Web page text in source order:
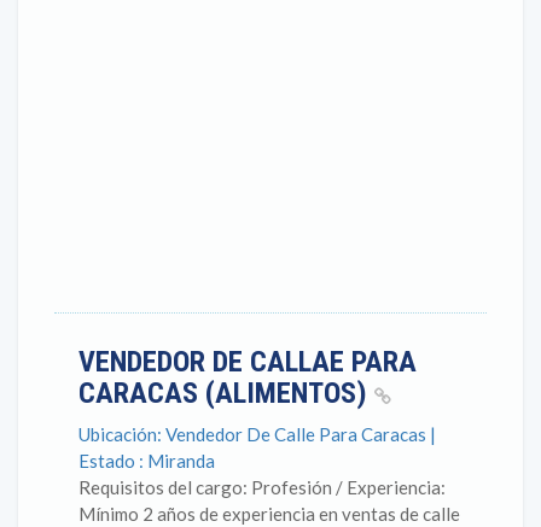
VENDEDOR DE CALLAE PARA
CARACAS (ALIMENTOS)
Ubicación: Vendedor De Calle Para Caracas |
Estado : Miranda
Requisitos del cargo: Profesión / Experiencia:
Mínimo 2 años de experiencia en ventas de calle